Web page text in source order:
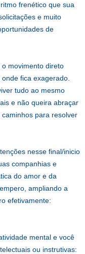
frenético que sua
e muito
de
movimento direto
fica exagerado.
tudo ao mesmo
e não queira abraçar
para resolver
nesse final/inicio
companhias e
do amor e da
ampliando a
efetivamente:
mental e você
ou instrutivas: